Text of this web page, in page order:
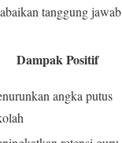
tanggung jawab
Dampak Positif
angka putus